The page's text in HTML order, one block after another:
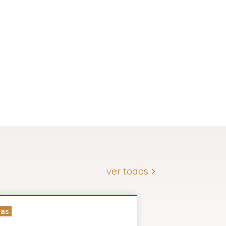
ver todos